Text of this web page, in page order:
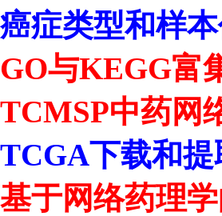
癌症类型和样
GO与KEGG富
TCMSP中药网
TCGA下载和
基于网络药理